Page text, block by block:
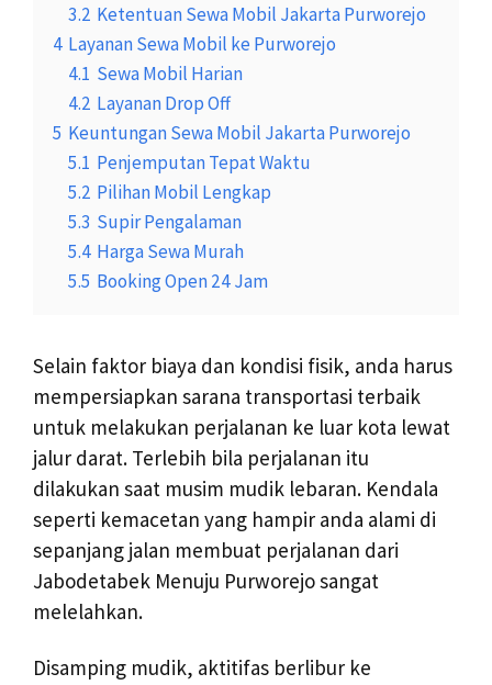
3.2 Ketentuan Sewa Mobil Jakarta Purworejo
4 Layanan Sewa Mobil ke Purworejo
4.1 Sewa Mobil Harian
4.2 Layanan Drop Off
5 Keuntungan Sewa Mobil Jakarta Purworejo
5.1 Penjemputan Tepat Waktu
5.2 Pilihan Mobil Lengkap
5.3 Supir Pengalaman
5.4 Harga Sewa Murah
5.5 Booking Open 24 Jam
Selain faktor biaya dan kondisi fisik, anda harus
mempersiapkan sarana transportasi terbaik
untuk melakukan perjalanan ke luar kota lewat
jalur darat. Terlebih bila perjalanan itu
dilakukan saat musim mudik lebaran. Kendala
seperti kemacetan yang hampir anda alami di
sepanjang jalan membuat perjalanan dari
Jabodetabek Menuju Purworejo sangat
melelahkan.
Disamping mudik, aktitifas berlibur ke